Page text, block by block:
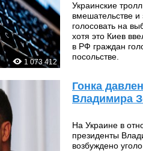
1 073 412
Украинские
вмешательстве и
голосовать на
хотя это Киев
в РФ граждан
посольстве.
Гонка
Владимира
На Украине в
президенты
возбуждено